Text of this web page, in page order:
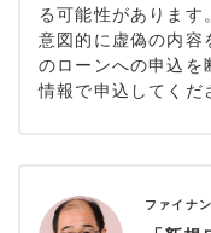
る可能性があります。
意図的に虚偽の内容
のローンへの申込を
情報で申込してくだ
ファイナ